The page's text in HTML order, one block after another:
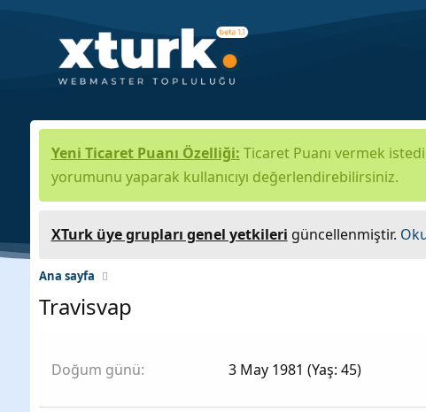
Yeni Ticaret Puanı Özelliği: Ticaret Puanı vermek
yorumunu yaparak kullanıcıyı değerlendirebilirsiniz.
XTurk üye grupları genel yetkileri güncellenmiştir.
Ana sayfa
Travisvap
Doğum günü 3 May 1981 (Yaş: 45)